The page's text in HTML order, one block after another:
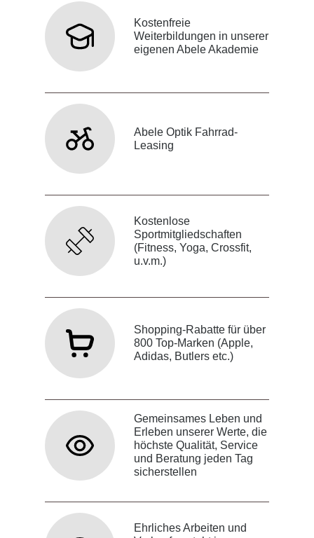
Kostenfreie
Weiterbildungen in unserer
eigenen Abele Akademie
Abele Optik Fahrrad-
Leasing
Kostenlose
Sportmitgliedschaften
(Fitness, Yoga, Crossfit,
u.v.m.)
Shopping-Rabatte für über
800 Top-Marken (Apple,
Adidas, Butlers etc.)
Gemeinsames Leben und
Erleben unserer Werte, die
höchste Qualität, Service
und Beratung jeden Tag
sicherstellen
Ehrliches Arbeiten und